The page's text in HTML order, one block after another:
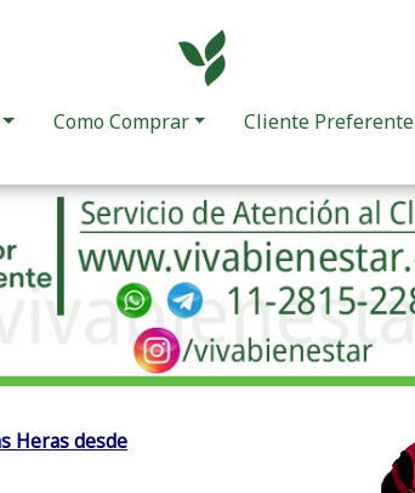
Como Comprar Cliente Preferente
Heras desde